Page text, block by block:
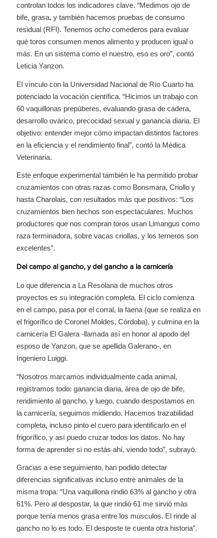
controlan todos los indicadores clave. “Medimos ojo de
bife, grasa, y también hacemos pruebas de consumo
residual (RFI). Tenemos ocho comederos para evaluar
qué toros consumen menos alimento y producen igual o
más. En un sistema como el nuestro, eso es oro”, contó
Leticia Yanzon.
El vínculo con la Universidad Nacional de Río Cuarto ha
potenciado la vocación científica. “Hicimos un trabajo con
60 vaquillonas prepúberes, evaluando grasa de cadera,
desarrollo ovárico, precocidad sexual y ganancia diaria. El
objetivo: entender mejor cómo impactan distintos factores
en la eficiencia y el rendimiento final”, contó la Médica
Veterinaria.
Este enfoque experimental también le ha permitido probar
cruzamientos con otras razas como Bonsmara, Criollo y
hasta Charolais, con resultados más que positivos: “Los
cruzamientos bien hechos son espectaculares. Muchos
productores que nos compran toros usan Limangus como
raza terminadora, sobre vacas criollas, y los terneros son
excelentes”.
Del campo al gancho, y del gancho a la carnicería
Lo que diferencia a La Resolana de muchos otros
proyectos es su integración completa. El ciclo comienza
en el campo, pasa por el corral, la faena (que se realiza en
el frigorífico de Coronel Moldes, Córdoba), y culmina en la
carnicería El Galera -llamada así en honor al apodo del
esposo de Yanzon, que se apellida Galerano-, en
Ingeniero Luiggi.
“Nosotros marcamos individualmente cada animal,
registramos todo: ganancia diaria, área de ojo de bife,
rendimiento al gancho, y luego, cuando despostamos en
la carnicería, seguimos midiendo. Hacemos trazabilidad
completa, incluso pinto el cuero para identificarlo en el
frigorífico, y así puedo cruzar todos los datos. No hay
forma de aprender si no estás ahí, viendo todo”, subrayó.
Gracias a ese seguimiento, han podido detectar
diferencias significativas incluso entre animales de la
misma tropa: “Una vaquillona rindió 63% al gancho y otra
61%. Pero al despostar, la que rindió 61 me sirvió más
porque tenía menos grasa entre los músculos. El rinde al
gancho no lo es todo. El desposte te cuenta otra historia”.